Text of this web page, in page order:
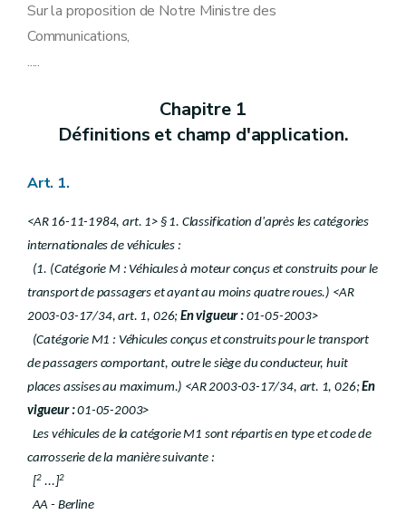
Art. 60
Art. 61
Art. 67
Art. 69
Art. 70bis
Art. 71
Art. 73
Art. 74
Art. 75
Art. 76
Chapitre 8 Dispositions spéciales.
Art. 77
Art. 77bis
Art. 78
Art. 78bis
Chapitre 9 Mise en vigueur et dispositions finales.
Art. 80
Art. 81
Art. 82
Sur la proposition de Notre Ministre des
Communications,
.....
Chapitre 1
Définitions et champ d'application.
Art. 1.
<AR 16-11-1984, art. 1> § 1. Classification d'après les catégories
internationales de véhicules :
(1. (Catégorie M : Véhicules à moteur conçus et construits pour le
transport de passagers et ayant au moins quatre roues.) <AR
2003-03-17/34, art. 1, 026; En vigueur : 01-05-2003>
(Catégorie M1 : Véhicules conçus et construits pour le transport
de passagers comportant, outre le siège du conducteur, huit
places assises au maximum.) <AR 2003-03-17/34, art. 1, 026;En
vigueur :01-05-2003>
Les véhicules de la catégorie M1 sont répartis en type et code de
carrosserie de la manière suivante :
[2 ...]2
AA - Berline